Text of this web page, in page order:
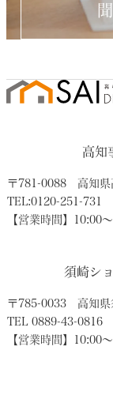
高知
〒781-0088 高知
TEL:0120-251-731
【営業時間】10:00
須崎シ
〒785-0033 高知
TEL 0889-43-0816
【営業時間】10:00